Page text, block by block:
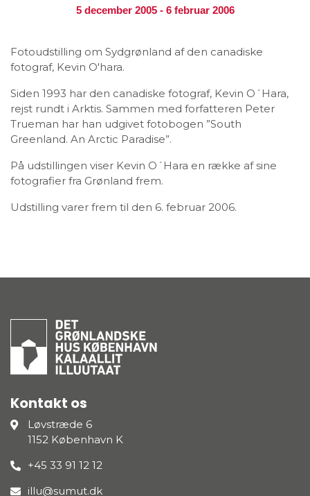
5 december 2005 -6 februar 2006
Fotoudstilling om Sydgrønland af den canadiske
fotograf, Kevin O'hara.
Siden 1993 har den canadiske fotograf, Kevin O´Hara,
rejst rundt i Arktis. Sammen med forfatteren Peter
Trueman har han udgivet fotobogen ”South
Greenland. An Arctic Paradise”.
På udstillingen viser Kevin O´Hara en række af sine
fotografier fra Grønland frem.
Udstilling varer frem til den 6. februar 2006.
Kontakt os
Løvstræde 6
1152 København K
+45 33 91 12 12
illu@sumut.dk